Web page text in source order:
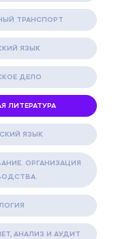
ТРАНСПОРТ
ЯЗЫК
ДЕЛО
ЛИТЕРАТУРА
ЯЗЫК
ОРГАНИЗАЦИЯ
АНАЛИЗ И АУДИТ